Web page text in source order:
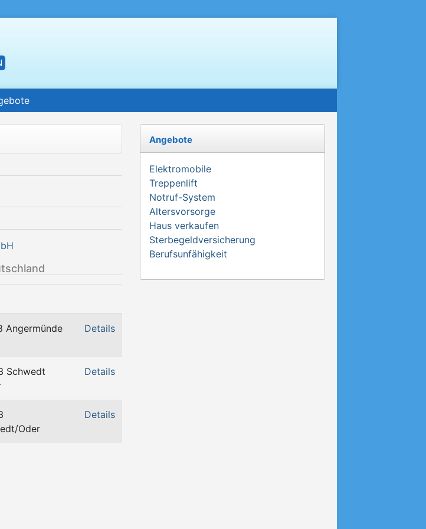
Angermünde Details
Schwedt
Details
Oder
Details
Angebote
Elektromobile
Treppenlift
Notruf-System
Altersvorsorge
Haus verkaufen
Sterbegeldversicherung
Berufsunfähigkeit